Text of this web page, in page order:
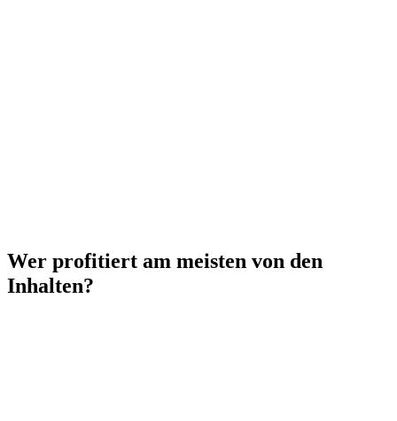
Wer profitiert am meisten von den
Inhalten?